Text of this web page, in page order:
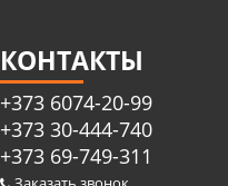
КОНТАКТЫ
+373 6074-20-99
+373 30-444-740
+373 69-749-311